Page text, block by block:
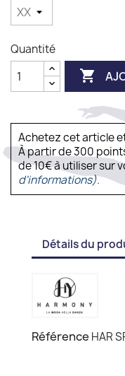
Quantité

Achetez cet article
À partir de 300
de 10€ à utiliser sur
d'informations).
Détails du
Référence HAR